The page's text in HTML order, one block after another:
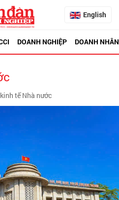
English
DOANH NGHIỆP DOANH NHÂN
tế Nhà nước